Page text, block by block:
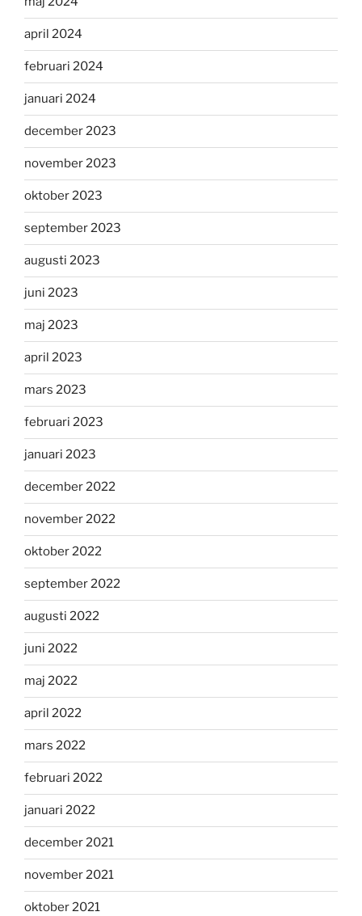
april 2024
februari 2024
januari 2024
december 2023
november 2023
oktober 2023
september 2023
augusti 2023
juni 2023
maj 2023
april 2023
mars 2023
februari 2023
januari 2023
december 2022
november 2022
oktober 2022
september 2022
augusti 2022
juni 2022
maj 2022
april 2022
mars 2022
februari 2022
januari 2022
december 2021
november 2021
oktober 2021